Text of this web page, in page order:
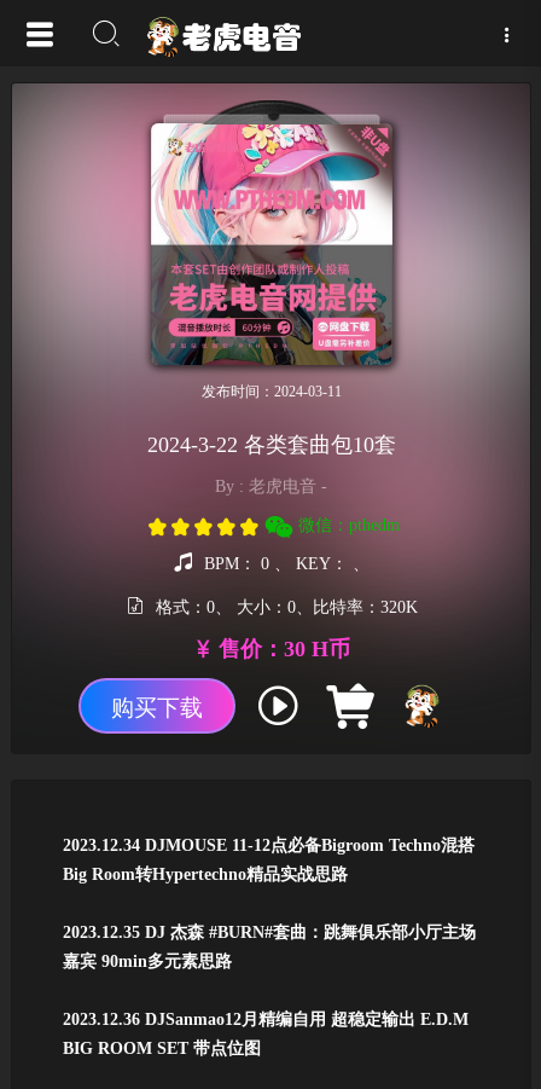
发布时间：2024-03-11
2024-3-22 各类套曲包10套
By : 老虎电音 -
微信：pthedm
BPM： 0 、 KEY： 、
格式：0、 大小：0、比特率：320K
售价：30 H币
购买下载
2023.12.34 DJMOUSE 11-12点必备Bigroom Techno混搭
Big Room转Hypertechno精品实战思路
2023.12.35 DJ 杰森 #BURN#套曲：跳舞俱乐部小厅主场
嘉宾 90min多元素思路
2023.12.36 DJSanmao12月精编自用 超稳定输出 E.D.M
BIG ROOM SET 带点位图